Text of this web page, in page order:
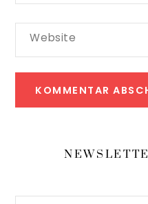
Website